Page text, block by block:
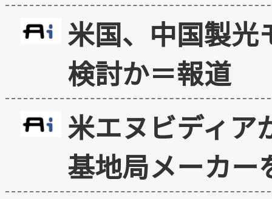
米国、中国製光
検討か＝報道
米エヌビディア
基地局メーカー